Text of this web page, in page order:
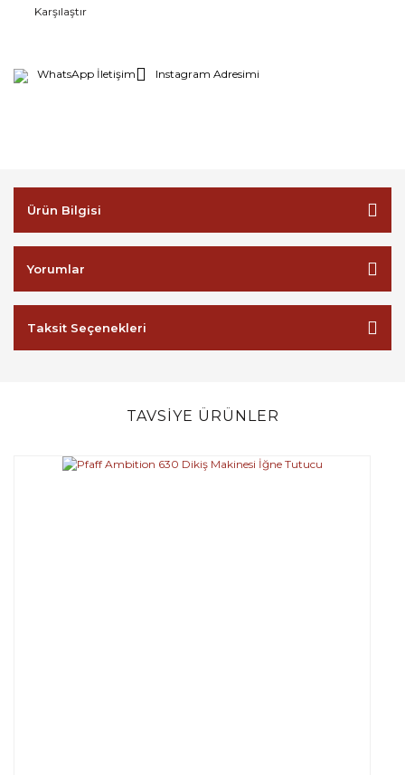
Karşılaştır
WhatsApp İletişim Instagram Adresimi
Ürün Bilgisi
Yorumlar
Taksit Seçenekleri
TAVSİYE ÜRÜNLER